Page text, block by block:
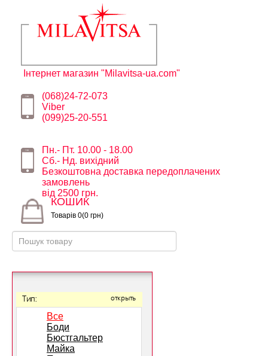
Інтернет магазин "Milavitsa-ua.com"
(068)24-72-073
Viber
(099)25-20-551
Пн.- Пт. 10.00 - 18.00
Сб.- Нд. вихідний
Безкоштовна доставка передоплачених
замовлень
від 2500 грн.
КОШИК
Товарів 0(0 грн)
Тип: открыть
Все
Боди
Бюстгальтер
Майка